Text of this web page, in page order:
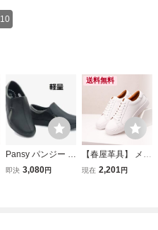
10
Pansy パンジー 4
337 23.0cm ブラ
即決 3,080円
送料無料
【春屋革具】 メン
ズ スニーカー 本
現在 2,201円